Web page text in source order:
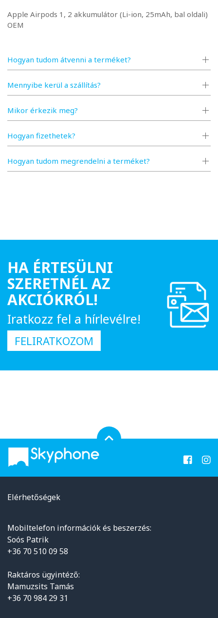
Hogyan tudom átvenni a terméket?
Mennyibe kerül a szállítás?
Mikor érkezik meg?
Hogyan fizethetek?
Hogyan tudom megrendelni a terméket?
Apple Airpods 1, 2 akkumulátor (Li-ion, 25mAh, bal oldali)
OEM
HA ÉRTESÜLNI
SZERETNÉL AZ
AKCIÓKRÓL!
Iratkozz fel a hírlevélre!
FELIRATKOZOM
Elérhetőségek
Mobiltelefon információk és beszerzés:
Soós Patrik
+36 70 510 09 58
Raktáros ügyintéző:
Mamuzsits Tamás
+36 70 984 29 31